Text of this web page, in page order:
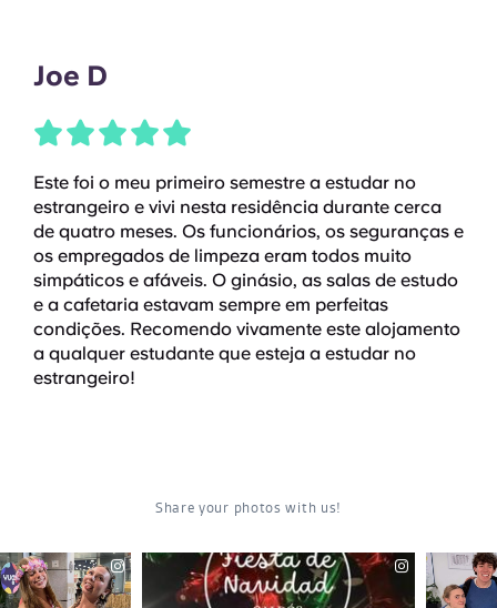
Joe D
Este foi o meu primeiro semestre a estudar no
estrangeiro e vivi nesta residência durante cerca
de quatro meses. Os funcionários, os seguranças e
os empregados de limpeza eram todos muito
simpáticos e afáveis. O ginásio, as salas de estudo
e a cafetaria estavam sempre em perfeitas
condições. Recomendo vivamente este alojamento
a qualquer estudante que esteja a estudar no
estrangeiro!